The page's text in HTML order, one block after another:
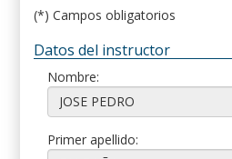
(*) Campos obligatorios
Datos del instructor
Nombre:
Primer apellido: